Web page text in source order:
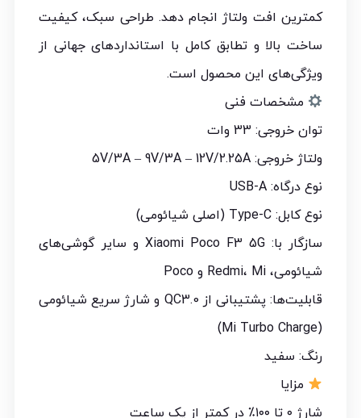
کمترین افت ولتاژ انجام دهد. طراحی سبک، کیفیت
ساخت بالا و تطابق کامل با استانداردهای جهانی از
ویژگی‌های این محصول است.
مشخصات فنی
توان خروجی: 33 وات
ولتاژ خروجی: 5V/3A – 9V/3A – 12V/2.25A
نوع درگاه: USB-A
نوع کابل: Type-C (اصلی شیائومی)
سازگار با: Xiaomi Poco F3 5G و سایر گوشی‌های
شیائومی، Redmi، Mi و Poco
قابلیت‌ها: پشتیبانی از QC3.0 و شارژ سریع شیائومی
(Mi Turbo Charge)
رنگ: سفید
مزایا
شارژ ۰ تا ۱۰۰٪ در کمتر از یک ساعت